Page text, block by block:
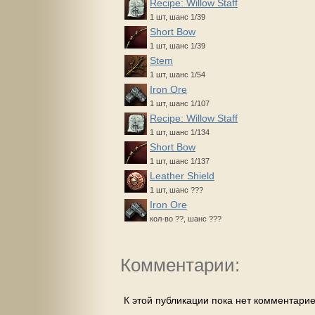
Recipe: Willow Staff
1 шт, шанс 1/39
Short Bow
1 шт, шанс 1/39
Stem
1 шт, шанс 1/54
Iron Ore
1 шт, шанс 1/107
Recipe: Willow Staff
1 шт, шанс 1/134
Short Bow
1 шт, шанс 1/137
Leather Shield
1 шт, шанс ???
Iron Ore
кол-во ??, шанс ???
Комментарии:
К этой публикации пока нет